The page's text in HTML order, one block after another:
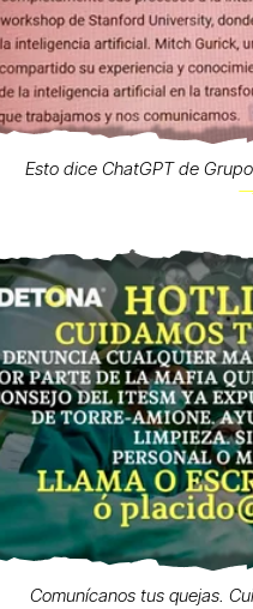
Esto dice ChatGPT de
Comunícanos tus quejas.